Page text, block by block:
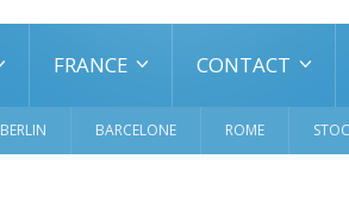
FRANCE CONTACT
BERLIN BARCELONE ROME